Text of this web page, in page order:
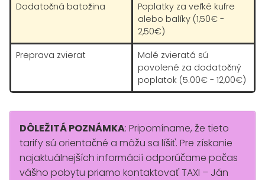
Dodatočná batožina
Poplatky za veľké kufre
alebo balíky (1,50€ -
2,50€)
Preprava zvierat
Malé zvieratá sú
povolené za dodatočný
poplatok (5.00€ - 12,00€)
DÔLEŽITÁ POZNÁMKA: Pripomíname, že tieto
tarify sú orientačné a môžu sa líšiť. Pre získanie
najaktuálnejších informácií odporúčame počas
vášho pobytu priamo kontaktovať TAXI – Ján